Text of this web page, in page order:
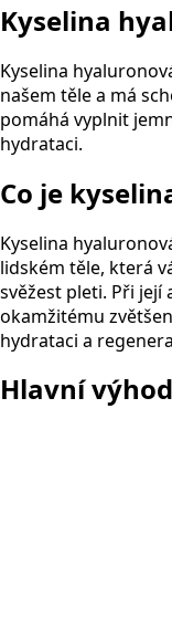
Kyselina
Kyselina
našem těle a má
pomáhá vyplnit
hydrataci.
Co je
Kyselina
lidském těle, která
svěžest pleti. Při
okamžitému
hydrataci a
Hlavní